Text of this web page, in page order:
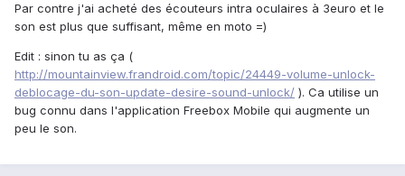
Par contre j'ai acheté des écouteurs intra oculaires à 3euro et le
son est plus que suffisant, même en moto =)
Edit : sinon tu as ça (
http://mountainview.frandroid.com/topic/24449-volume-unlock-
deblocage-du-son-update-desire-sound-unlock/ ). Ca utilise un
bug connu dans l'application Freebox Mobile qui augmente un
peu le son.